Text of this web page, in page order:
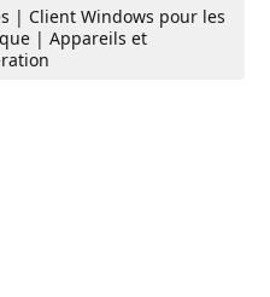
| Client Windows pour les
| Appareils et